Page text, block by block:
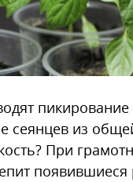
сеянцев из
При
появившиеся